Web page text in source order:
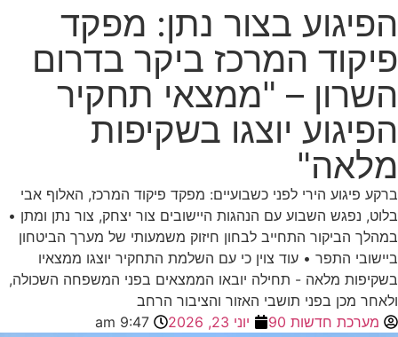
הפיגוע בצור נתן: מפקד
פיקוד המרכז ביקר בדרום
השרון – "ממצאי תחקיר
הפיגוע יוצגו בשקיפות
מלאה"
ברקע פיגוע הירי לפני כשבועיים: מפקד פיקוד המרכז, האלוף אבי
בלוט, נפגש השבוע עם הנהגות היישובים צור יצחק, צור נתן ומתן •
במהלך הביקור התחייב לבחון חיזוק משמעותי של מערך הביטחון
ביישובי התפר • עוד צוין כי עם השלמת התחקיר יוצגו ממצאיו
בשקיפות מלאה - תחילה יובאו הממצאים בפני המשפחה השכולה,
ולאחר מכן בפני תושבי האזור והציבור הרחב
מערכת חדשות 90
יוני 23, 2026 9:47 am